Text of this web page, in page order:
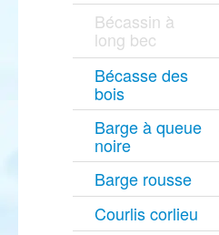
Bécassin à
long bec
Bécasse des
bois
Barge à queue
noire
Barge rousse
Courlis corlieu